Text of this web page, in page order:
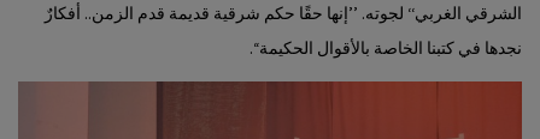
الشرقي الغربي‘‘ لجوته. ’’إنها حقًا حكم شرقية قديمة قدم الزمن.. أفكارٌ
نجدها في كتبنا الخاصة بالأقوال الحكيمة‘‘.